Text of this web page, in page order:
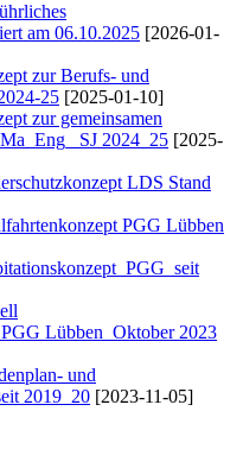
am 06.10.2025 [2026-01-
zur Berufs- und
25 [2025-01-10]
zur gemeinsamen
SJ 2024_25 [2025-
LDS Stand
PGG Lübben
Lübben_Oktober 2023
und
2019_20 [2023-11-05]